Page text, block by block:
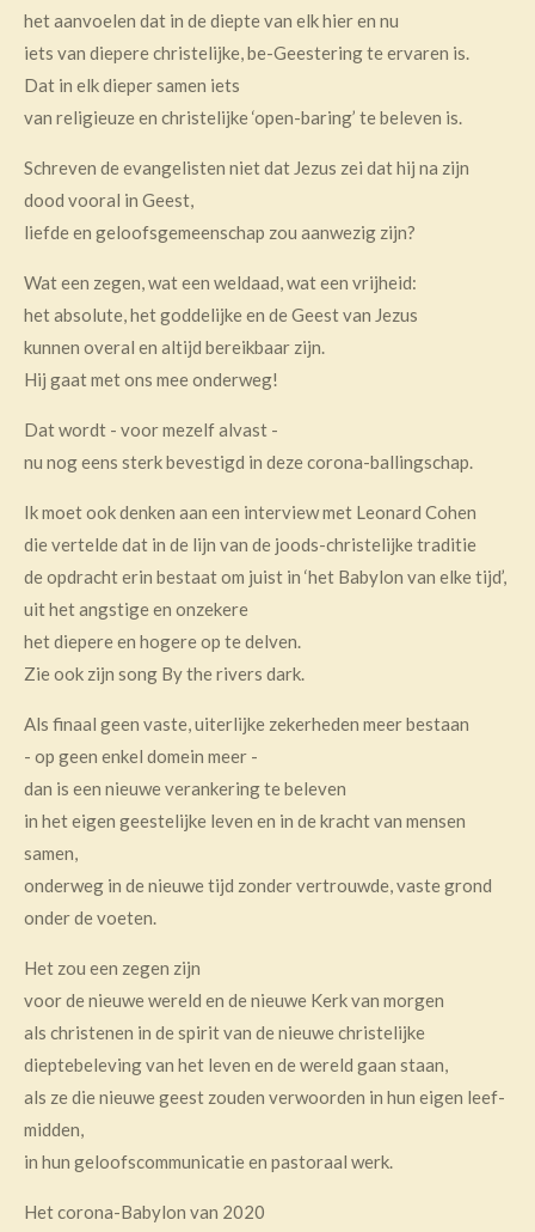
het aanvoelen dat in de diepte van elk hier en nu
iets van diepere christelijke, be-Geestering te ervaren is.
Dat in elk dieper samen iets
van religieuze en christelijke ‘open-baring’ te beleven is.
Schreven de evangelisten niet dat Jezus zei dat hij na zijn
dood vooral in Geest,
liefde en geloofsgemeenschap zou aanwezig zijn?
Wat een zegen, wat een weldaad, wat een vrijheid:
het absolute, het goddelijke en de Geest van Jezus
kunnen overal en altijd bereikbaar zijn.
Hij gaat met ons mee onderweg!
Dat wordt - voor mezelf alvast -
nu nog eens sterk bevestigd in deze corona-ballingschap.
Ik moet ook denken aan een interview met Leonard Cohen
die vertelde dat in de lijn van de joods-christelijke traditie
de opdracht erin bestaat om juist in ‘het Babylon van elke tijd’,
uit het angstige en onzekere
het diepere en hogere op te delven.
Zie ook zijn song By the rivers dark.
Als finaal geen vaste, uiterlijke zekerheden meer bestaan
- op geen enkel domein meer -
dan is een nieuwe verankering te beleven
in het eigen geestelijke leven en in de kracht van mensen
samen,
onderweg in de nieuwe tijd zonder vertrouwde, vaste grond
onder de voeten.
Het zou een zegen zijn
voor de nieuwe wereld en de nieuwe Kerk van morgen
als christenen in de spirit van de nieuwe christelijke
dieptebeleving van het leven en de wereld gaan staan,
als ze die nieuwe geest zouden verwoorden in hun eigen leef-
midden,
in hun geloofscommunicatie en pastoraal werk.
Het corona-Babylon van 2020